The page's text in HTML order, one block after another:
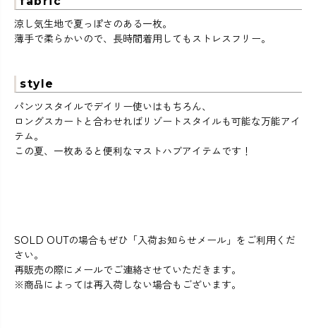
涼し気生地で夏っぽさのある一枚。
薄手で柔らかいので、長時間着用してもストレスフリー。
style
パンツスタイルでデイリー使いはもちろん、
ロングスカートと合わせればリゾートスタイルも可能な万能アイ
テム。
この夏、一枚あると便利なマストハブアイテムです！
SOLD OUTの場合もぜひ「入荷お知らせメール」をご利用くだ
さい。
再販売の際にメールでご連絡させていただきます。
※商品によっては再入荷しない場合もございます。